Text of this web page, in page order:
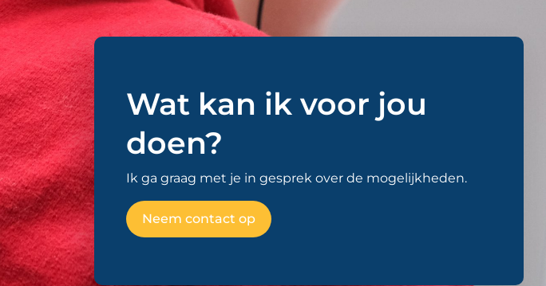
Wat kan ik voor jou
doen?
Ik ga graag met je in gesprek over de mogelijkheden.
Neem contact op